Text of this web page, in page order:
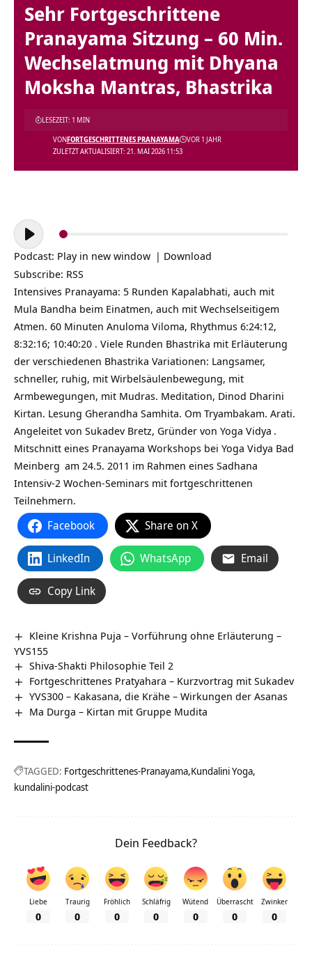
Sehr Fortgeschrittene
Pranayama Sitzung – 60 Min.
Wechselatmung mit Dhyana
Moksha Mantras, Bhastrika
ZULETZT AKTUALISIERT: 21. MAI 2026 11:53
VONFORTGESCHRITTENES PRANAYAMA VOR 1 JAHR
LESEZEIT: 1 MIN
Audio-
Player
Podcast: Play in new window | Download
Subscribe: RSS
Intensives Pranayama: 5 Runden Kapalabhati, auch mit
Mula Bandha beim Einatmen, auch mit Wechselseitigem
Atmen. 60 Minuten Anuloma Viloma, Rhythmus 6:24:12,
8:32:16; 10:40:20 . Viele Runden Bhastrika mit Erläuterung
der verschiedenen Bhastrika Variationen: Langsamer,
schneller, ruhig, mit Wirbelsäulenbewegung, mit
Armbewegungen, mit Mudras. Meditation, Dinod Dharini
Kirtan. Lesung Gherandha Samhita. Om Tryambakam. Arati.
Angeleitet von Sukadev Bretz, Gründer von Yoga Vidya .
Mitschnitt eines Pranayama Workshops bei Yoga Vidya Bad
Meinberg am 24.5. 2011 im Rahmen eines Sadhana
Intensiv-2 Wochen-Seminars mit fortgeschrittenen
Teilnehmern.
Facebook Share on X
LinkedIn WhatsApp Email
Copy Link
Kleine Krishna Puja – Vorführung ohne Erläuterung –
YVS155
Shiva-Shakti Philosophie Teil 2
Fortgeschrittenes Pratyahara – Kurzvortrag mit Sukadev
YVS300 – Kakasana, die Krähe – Wirkungen der Asanas
Ma Durga – Kirtan mit Gruppe Mudita
TAGGED: Fortgeschrittenes-Pranayama Kundalini Yoga
kundalini-podcast
Dein Feedback?
Liebe
0
Traurig
0
Fröhlich
0
Schläfrig
0
Wütend
0
Überrascht
0
Zwinker
0